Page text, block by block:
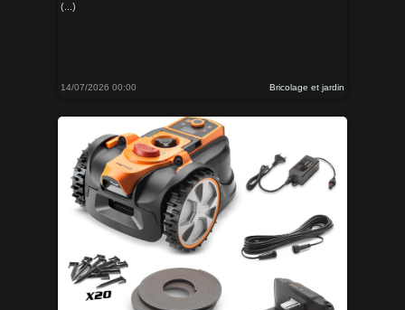
(...)
14/07/2026 00:00 Bricolage et jardin